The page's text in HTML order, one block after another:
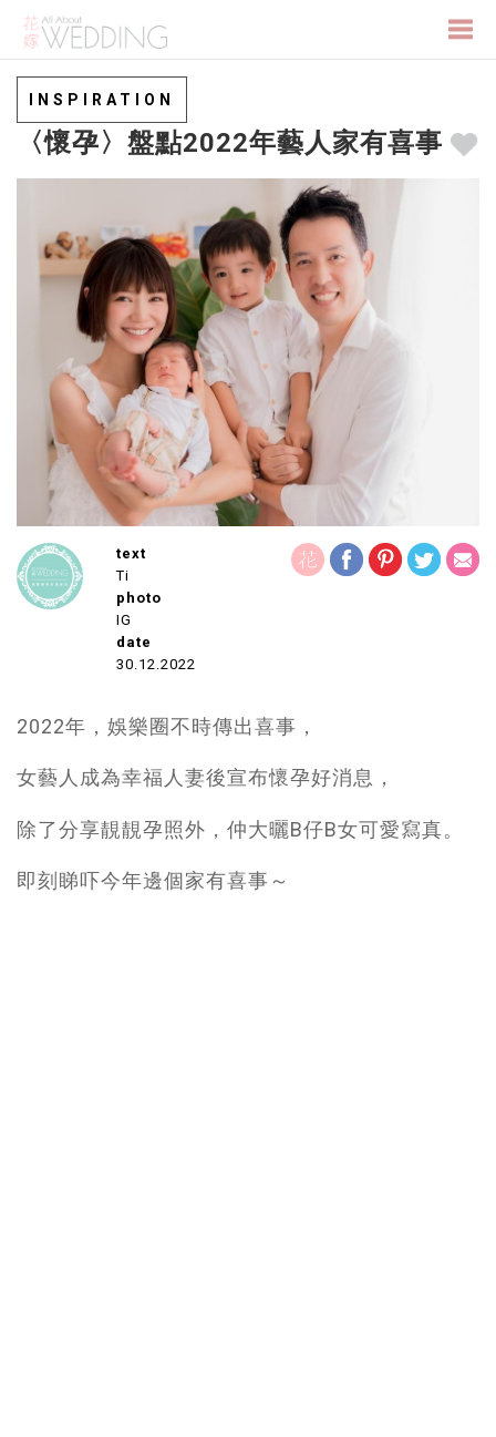
INSPIRATION
〈懷孕〉盤點2022年藝人家有喜事
text
Ti
photo
IG
date
30.12.2022
2022年，娛樂圈不時傳出喜事，
女藝人成為幸福人妻後宣布懷孕好消息，
除了分享靚靚孕照外，仲大曬B仔B女可愛寫真。
即刻睇吓今年邊個家有喜事～